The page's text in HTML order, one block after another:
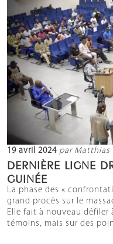
19 avril 2024 par Matthias
DERNIÈRE LIGNE
GUINÉE
La phase des «
grand procès sur le
Elle fait à nouveau défiler
témoins, mais sur des